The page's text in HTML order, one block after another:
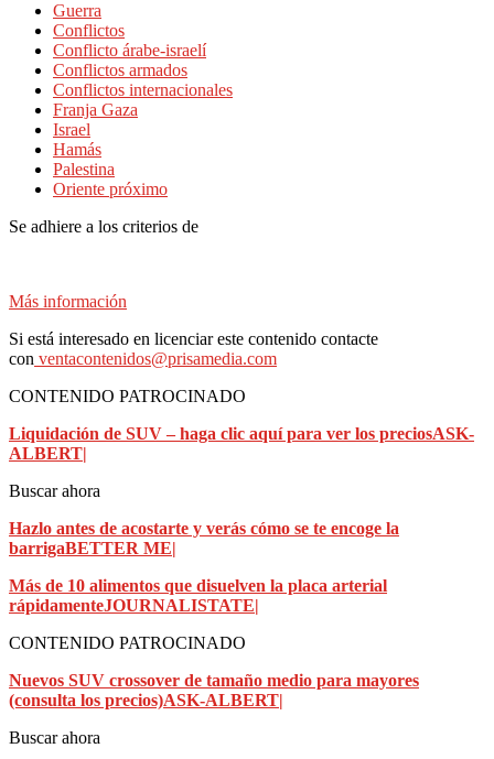
Guerra
Conflictos
Conflicto árabe-israelí
Conflictos armados
Conflictos internacionales
Franja Gaza
Israel
Hamás
Palestina
Oriente próximo
Se adhiere a los criterios de
Más información
Si está interesado en licenciar este contenido contacte
con ventacontenidos@prisamedia.com
CONTENIDO PATROCINADO
Liquidación de SUV – haga clic aquí para ver los preciosASK-
ALBERT|
Buscar ahora
Hazlo antes de acostarte y verás cómo se te encoge la
barrigaBETTER ME|
Más de 10 alimentos que disuelven la placa arterial
rápidamenteJOURNALISTATE|
CONTENIDO PATROCINADO
Nuevos SUV crossover de tamaño medio para mayores
(consulta los precios)ASK-ALBERT|
Buscar ahora